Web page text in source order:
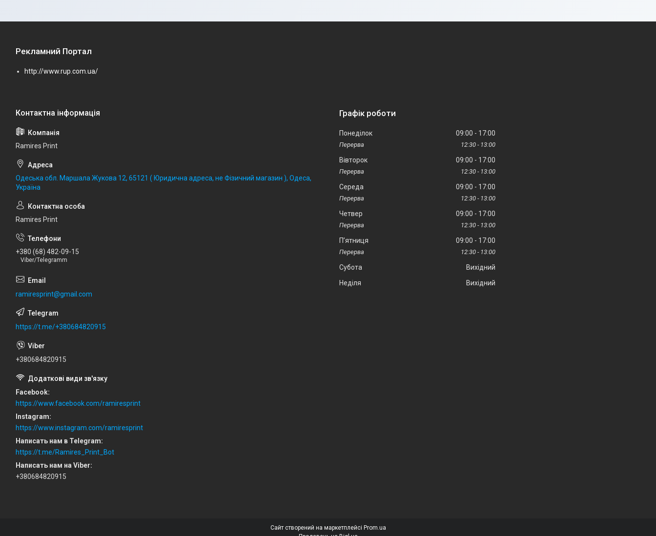
Рекламний Портал
http://www.rup.com.ua/
Ramires Print
Одеська обл. Маршала Жукова 12, 65121 ( Юридична адреса, не Фізичний магазин ), Одеса,
Україна
Ramires Print
+380 (68) 482-09-15
Viber/Telegramm
ramiresprint@gmail.com
https://t.me/+380684820915
+380684820915
Facebook
https://www.facebook.com/ramiresprint
Instagram
https://www.instagram.com/ramiresprint
Написать нам в Telegram
https://t.me/Ramires_Print_Bot
Написать нам на Viber
+380684820915
Графік роботи
Понеділок 09:00 17:00
12:30 13:00
Вівторок 09:00 17:00
12:30 13:00
Середа 09:00 17:00
12:30 13:00
Четвер 09:00 17:00
12:30 13:00
Пʼятниця 09:00 17:00
12:30 13:00
Субота
Вихідний
Неділя
Вихідний
Сайт створений на маркетплейсі Prom.ua